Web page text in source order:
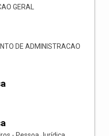
GERAL
DE ADMINISTRACAO